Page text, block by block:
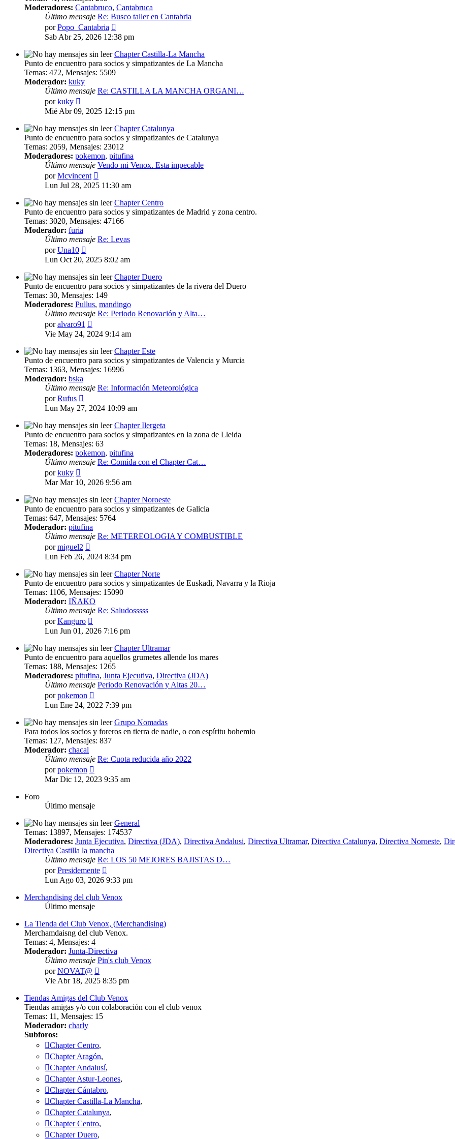
Moderadores: Cantabruco, Cantabruca
Último mensaje Re: Busco taller en Cantabria
porPopo_Cantabria
último
mensaje
Sab Abr 25, 2026 12:38 pm
Chapter Castilla-La Mancha
Punto de encuentro para socios y simpatizantes de La Mancha
Temas: 472, Mensajes: 5509
Moderador: kuky
Último mensaje Re: CASTILLA LA MANCHA ORGANI…
porkuky
último
mensaje
Mié Abr 09, 2025 12:15 pm
Chapter Catalunya
Punto de encuentro para socios y simpatizantes de Catalunya
Temas: 2059, Mensajes: 23012
Moderadores: pokemon, pitufina
Último mensaje Vendo mi Venox. Esta impecable
porMcvincent
último
Lun Jul 28, 2025 11:30 am
Chapter Centro
Punto de encuentro para socios y simpatizantes de Madrid y zona centro.
Temas: 3020, Mensajes: 47166
Moderador: furia
Último mensaje Re: Levas
porUna10
último
Lun Oct 20, 2025 8:02 am
Chapter Duero
Punto de encuentro para socios y simpatizantes de la rivera del Duero
Temas: 30, Mensajes: 149
Moderadores: Pullus, mandingo
Último mensaje Re: Periodo Renovación y Alta…
poralvaro91
último
Vie May 24, 2024 9:14 am
Chapter Este
Punto de encuentro para socios y simpatizantes de Valencia y Murcia
Temas: 1363, Mensajes: 16996
Moderador: bska
Último mensaje Re: Información Meteorológica
porRufus
último
mensaje
Lun May 27, 2024 10:09 am
Chapter Ilergeta
Punto de encuentro para socios y simpatizantes en la zona de Lleida
Temas: 18, Mensajes: 63
Moderadores: pokemon, pitufina
Último mensaje Re: Comida con el Chapter Cat…
porkuky
último
mensaje
Mar Mar 10, 2026 9:56 am
Chapter Noroeste
Punto de encuentro para socios y simpatizantes de Galicia
Temas: 647, Mensajes: 5764
Moderador: pitufina
Último mensaje Re: METEREOLOGIA Y COMBUSTIBLE
pormiguel2
último
Lun Feb 26, 2024 8:34 pm
Chapter Norte
Punto de encuentro para socios y simpatizantes de Euskadi, Navarra y la Rioja
Temas: 1106, Mensajes: 15090
Moderador: IÑAKO
Último mensaje Re: Saludosssss
porKanguro
último
Lun Jun 01, 2026 7:16 pm
Chapter Ultramar
Punto de encuentro para aquellos grumetes allende los mares
Temas: 188, Mensajes: 1265
Moderadores: pitufina, Junta Ejecutiva, Directiva (JDA)
Último mensaje Periodo Renovación y Altas 20…
porpokemon
último
Lun Ene 24, 2022 7:39 pm
Grupo Nomadas
Para todos los socios y foreros en tierra de nadie, o con espíritu bohemio
Temas: 127, Mensajes: 837
Moderador: chacal
Último mensaje Re: Cuota reducida año 2022
porpokemon
último
Mar Dic 12, 2023 9:35 am
Foro
Último mensaje
General
Temas: 13897, Mensajes: 174537
Moderadores: Junta Ejecutiva, Directiva (JDA), Directiva Andalusi, Directiva Ultramar, Directiva Catalunya, Directiva Noroeste,
Directiva Castilla la mancha
Último mensaje Re: LOS 50 MEJORES BAJISTAS D…
porPresidemente
último
mensaje
Lun Ago 03, 2026 9:33 pm
Merchandising del club Venox
Último mensaje
La Tienda del Club Venox, (Merchandising)
Merchamdaisng del club Venox.
Temas: 4, Mensajes: 4
Moderador: Junta-Directiva
Último mensaje Pin's club Venox
porNOVAT@
último
mensaje
Vie Abr 18, 2025 8:35 pm
Tiendas Amigas del Club Venox
Tiendas amigas y/o con colaboración con el club venox
Temas: 11 , Mensajes: 15
Moderador: charly
Subforos:
Chapter Centro,
Chapter Aragón,
Chapter Andalusí,
Chapter Astur-Leones,
Chapter Cántabro,
Chapter Castilla-La Mancha,
Chapter Catalunya,
Chapter Centro,
Chapter Duero,